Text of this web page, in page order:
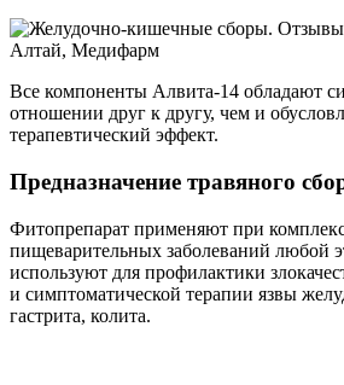
Все компоненты Алвита-14 обладают
отношении друг к другу, чем и
терапевтический эффект.
Предназначение травяного
Фитопрепарат применяют при
пищеварительных заболеваний любой
используют для профилактики
и симптоматической терапии язвы
гастрита, колита.